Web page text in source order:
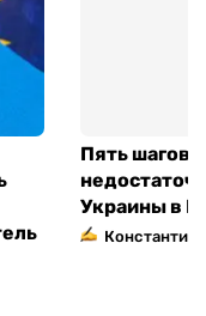
Пять шагов
Украины в
Константин